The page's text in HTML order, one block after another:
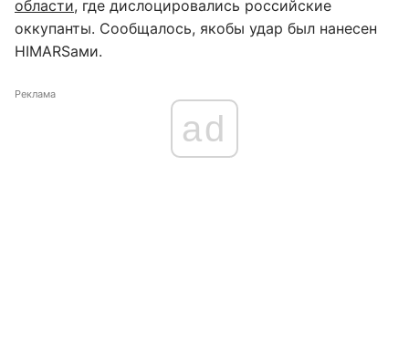
области, где дислоцировались российские
оккупанты. Сообщалось, якобы удар был нанесен
HIMARSами.
Реклама
ad